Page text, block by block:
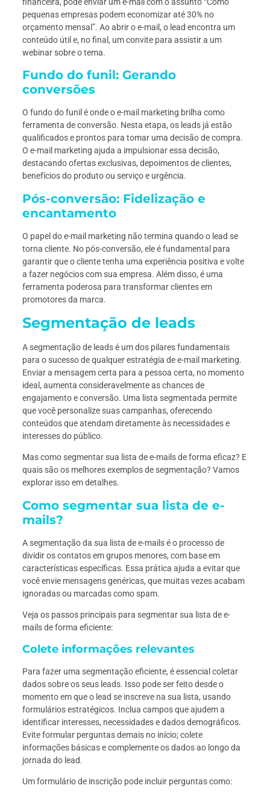
pequenas empresas podem economizar até 30% no
orçamento mensal”. Ao abrir o e-mail, o lead encontra um
conteúdo útil e, no final, um convite para assistir a um
webinar sobre o tema.
Fundo do funil: Gerando
conversões
O fundo do funil é onde o e-mail marketing brilha como
ferramenta de conversão. Nesta etapa, os leads já estão
qualificados e prontos para tomar uma decisão de compra.
O e-mail marketing ajuda a impulsionar essa decisão,
destacando ofertas exclusivas, depoimentos de clientes,
benefícios do produto ou serviço e urgência.
Pós-conversão: Fidelização e
encantamento
O papel do e-mail marketing não termina quando o lead se
torna cliente. No pós-conversão, ele é fundamental para
garantir que o cliente tenha uma experiência positiva e volte
a fazer negócios com sua empresa. Além disso, é uma
ferramenta poderosa para transformar clientes em
promotores da marca.
Segmentação de leads
A segmentação de leads é um dos pilares fundamentais
para o sucesso de qualquer estratégia de e-mail marketing.
Enviar a mensagem certa para a pessoa certa, no momento
ideal, aumenta consideravelmente as chances de
engajamento e conversão. Uma lista segmentada permite
que você personalize suas campanhas, oferecendo
conteúdos que atendam diretamente às necessidades e
interesses do público.
Mas como segmentar sua lista de e-mails de forma eficaz? E
quais são os melhores exemplos de segmentação? Vamos
explorar isso em detalhes.
Como segmentar sua lista de e-
mails?
A segmentação da sua lista de e-mails é o processo de
dividir os contatos em grupos menores, com base em
características específicas. Essa prática ajuda a evitar que
você envie mensagens genéricas, que muitas vezes acabam
ignoradas ou marcadas como spam.
Veja os passos principais para segmentar sua lista de e-
mails de forma eficiente:
Colete informações relevantes
Para fazer uma segmentação eficiente, é essencial coletar
dados sobre os seus leads. Isso pode ser feito desde o
momento em que o lead se inscreve na sua lista, usando
formulários estratégicos. Inclua campos que ajudem a
identificar interesses, necessidades e dados demográficos.
Evite formular perguntas demais no início; colete
informações básicas e complemente os dados ao longo da
jornada do lead.
Um formulário de inscrição pode incluir perguntas como: